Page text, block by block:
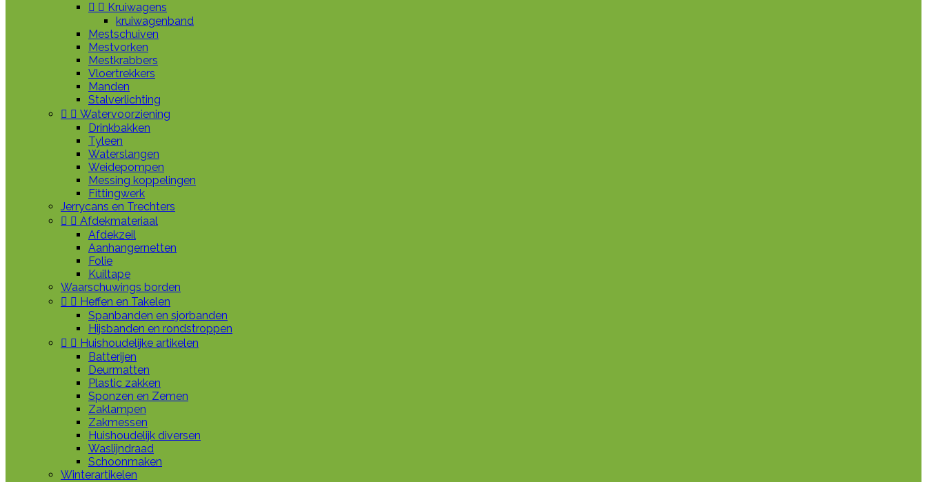
  Kruiwagens
kruiwagenband
Mestschuiven
Mestvorken
Mestkrabbers
Vloertrekkers
Manden
Stalverlichting
  Watervoorziening
Drinkbakken
Tyleen
Waterslangen
Weidepompen
Messing koppelingen
Fittingwerk
Jerrycans en Trechters
  Afdekmateriaal
Afdekzeil
Aanhangernetten
Folie
Kuiltape
Waarschuwings borden
  Heffen en Takelen
Spanbanden en sjorbanden
Hijsbanden en rondstroppen
  Huishoudelijke artikelen
Batterijen
Deurmatten
Plastic zakken
Sponzen en Zemen
Zaklampen
Zakmessen
Huishoudelijk diversen
Waslijndraad
Schoonmaken
Winterartikelen